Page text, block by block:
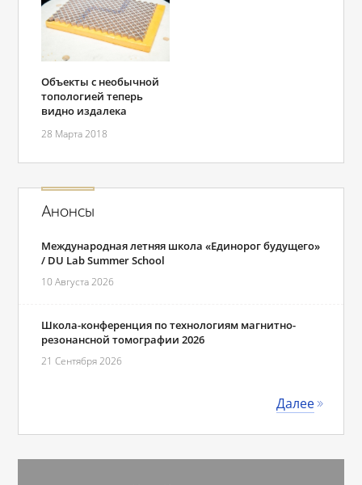
Объекты с необычной
топологией теперь
видно издалека
28 Марта 2018
Анонсы
Международная летняя школа «Единорог будущего»
/ DU Lab Summer School
10 Августа 2026
Школа-конференция по технологиям магнитно-
резонансной томографии 2026
21 Сентября 2026
Далее